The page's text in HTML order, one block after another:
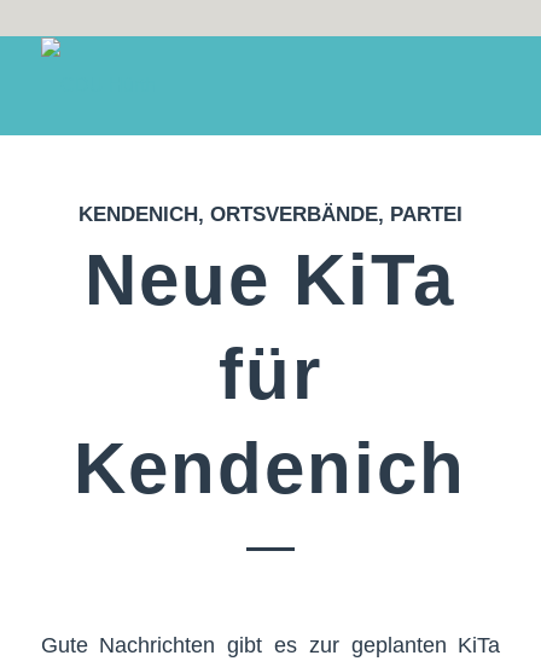
KENDENICH, ORTSVERBÄNDE, PARTEI
Neue KiTa
für
Kendenich
Gute Nachrichten gibt es zur geplanten KiTa